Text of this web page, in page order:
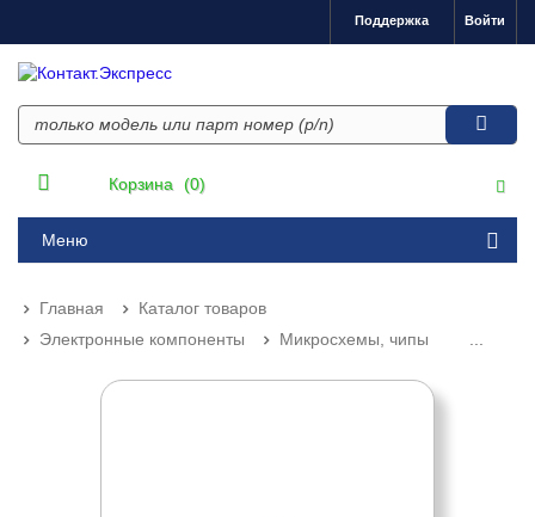
Войти
Поддержка
Корзина (0)
Меню
Главная
Каталог товаров
Электронные компоненты
Микросхемы, чипы